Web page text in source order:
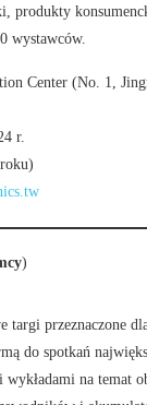
produkty
wystawców.
Center (No. 1,
r.
)
targi przeznaczone
do spotkań
na temat